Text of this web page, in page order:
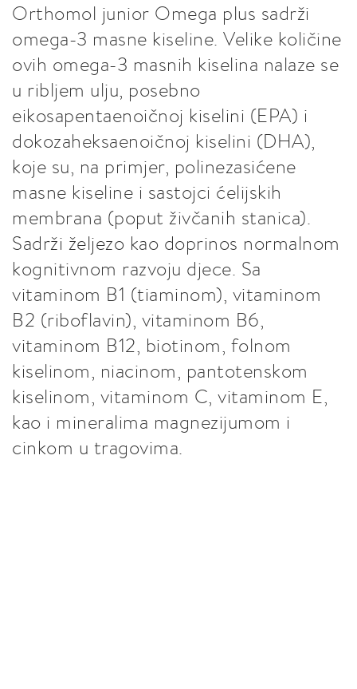
Orthomol junior Omega plus sadrži
omega-3 masne kiseline. Velike količine
ovih omega-3 masnih kiselina nalaze se
u ribljem ulju, posebno
eikosapentaenoičnoj kiselini (EPA) i
dokozaheksaenoičnoj kiselini (DHA),
koje su, na primjer, polinezasićene
masne kiseline i sastojci ćelijskih
membrana (poput živčanih stanica).
Sadrži željezo kao doprinos normalnom
kognitivnom razvoju djece. Sa
vitaminom B1 (tiaminom), vitaminom
B2 (riboflavin), vitaminom B6,
vitaminom B12, biotinom, folnom
kiselinom, niacinom, pantotenskom
kiselinom, vitaminom C, vitaminom E,
kao i mineralima magnezijumom i
cinkom u tragovima.